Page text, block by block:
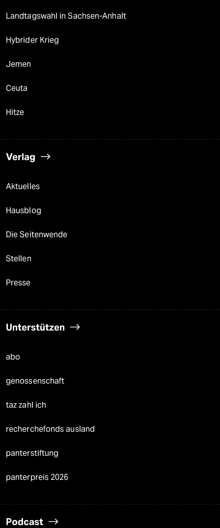
Landtagswahl in Sachsen-Anhalt
Hybrider Krieg
Jemen
Ceuta
Hitze
Verlag
Aktuelles
Hausblog
Die Seitenwende
Stellen
Presse
Unterstützen
abo
genossenschaft
taz zahl ich
recherchefonds ausland
panterstiftung
panterpreis 2026
Podcast